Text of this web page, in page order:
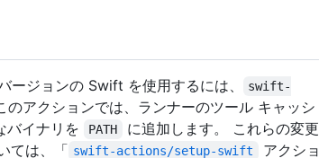
ジョンの Swift を使用するには、
swift-
のアクションでは、ランナーのツール キャッシ
バイナリを
PATH
に追加します。 これらの変更
ては、「 swift-actions/setup-swift
アクショ